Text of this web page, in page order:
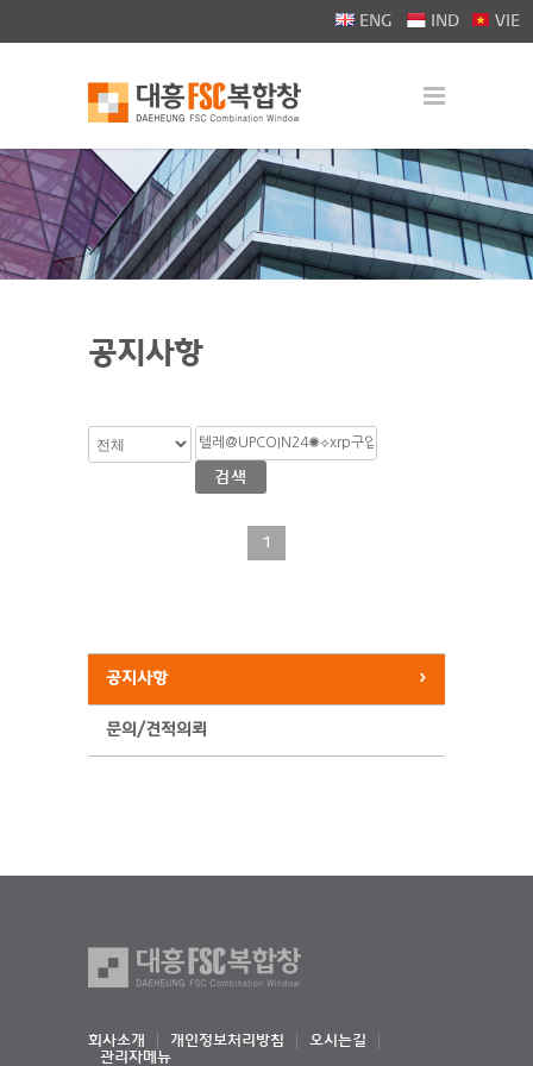
ENG IND VIE
공지사항
검색
1
공지사항
문의/견적의뢰
회사소개 개인정보처리방침
오시는길
관리자메뉴